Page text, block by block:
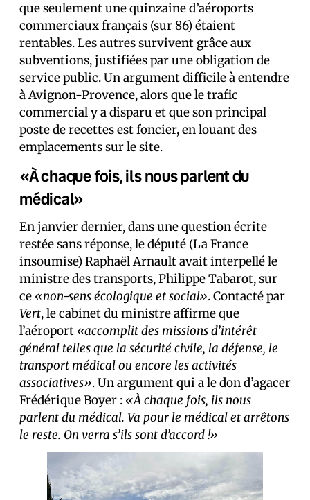
que seulement une quinzaine d’aéroports
commerciaux français (sur 86) étaient
rentables. Les autres survivent grâce aux
subventions, justifiées par une obligation de
service public. Un argument difficile à entendre
à Avignon-Provence, alors que le trafic
commercial y a disparu et que son principal
poste de recettes est foncier, en louant des
emplacements sur le site.
«À chaque fois, ils nous parlent du
médical»
En janvier dernier, dans une question écrite
restée sans réponse, le député (La France
insoumise) Raphaël Arnault avait interpellé le
ministre des transports, Philippe Tabarot, sur
ce «non-sens écologique et social». Contacté par
Vert, le cabinet du ministre affirme que
l’aéroport «accomplit des missions d’intérêt
général telles que la sécurité civile, la défense, le
transport médical ou encore les activités
associatives». Un argument qui a le don d’agacer
Frédérique Boyer : «À chaque fois, ils nous
parlent du médical. Va pour le médical et arrêtons
le reste. On verra s’ils sont d’accord !»